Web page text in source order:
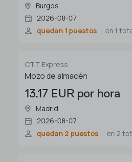
Burgos
2026-08-07
quedan 1 puestos
en 1
CTT Express
Mozo de almacén
13.17 EUR por hora
Madrid
2026-08-07
quedan 2 puestos
en 2